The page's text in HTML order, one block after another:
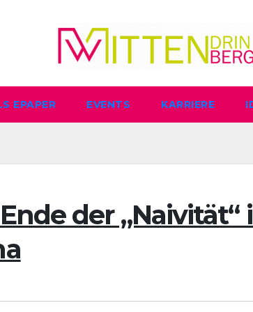
EPAPER EVENTS KARRIERE
der „Naivität“